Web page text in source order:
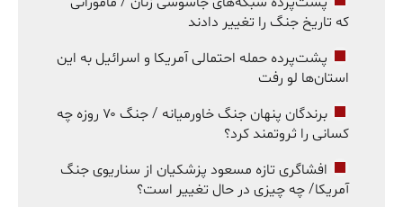
که تاریخ جنگ را تغییر دادند
پشت‌پرده حمله احتمالی آمریکا و اسرائیل به این
استان‌ها لو رفت
برندگان پنهان جنگ خاورمیانه / جنگ ۷۰ روزه چه
کسانی را ثروتمند کرد؟
افشاگری تازه مسعود پزشکیان از سناریوی جنگ
آمریکا/ چه چیزی در حال تغییر است؟